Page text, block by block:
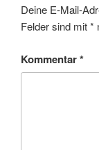
Deine E-Mail-
Felder sind mit*
Kommentar*